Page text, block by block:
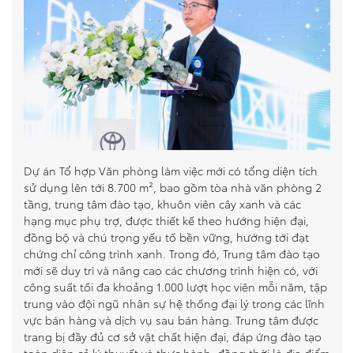
Dự án Tổ hợp Văn phòng làm việc mới có tổng diện tích
sử dụng lên tới 8.700 m², bao gồm tòa nhà văn phòng 2
tầng, trung tâm đào tạo, khuôn viên cây xanh và các
hạng mục phụ trợ, được thiết kế theo hướng hiện đại,
đồng bộ và chú trọng yếu tố bền vững, hướng tới đạt
chứng chỉ công trình xanh. Trong đó, Trung tâm đào tạo
mới sẽ duy trì và nâng cao các chương trình hiện có, với
công suất tối đa khoảng 1.000 lượt học viên mỗi năm, tập
trung vào đội ngũ nhân sự hệ thống đại lý trong các lĩnh
vực bán hàng và dịch vụ sau bán hàng. Trung tâm được
trang bị đầy đủ cơ sở vật chất hiện đại, đáp ứng đào tạo